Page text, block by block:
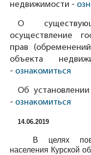
недвижимости -
О
осуществление
прав
объекта
- ознакомиться
Об
- ознакомиться
14.06.2019
В целях
населения Курской